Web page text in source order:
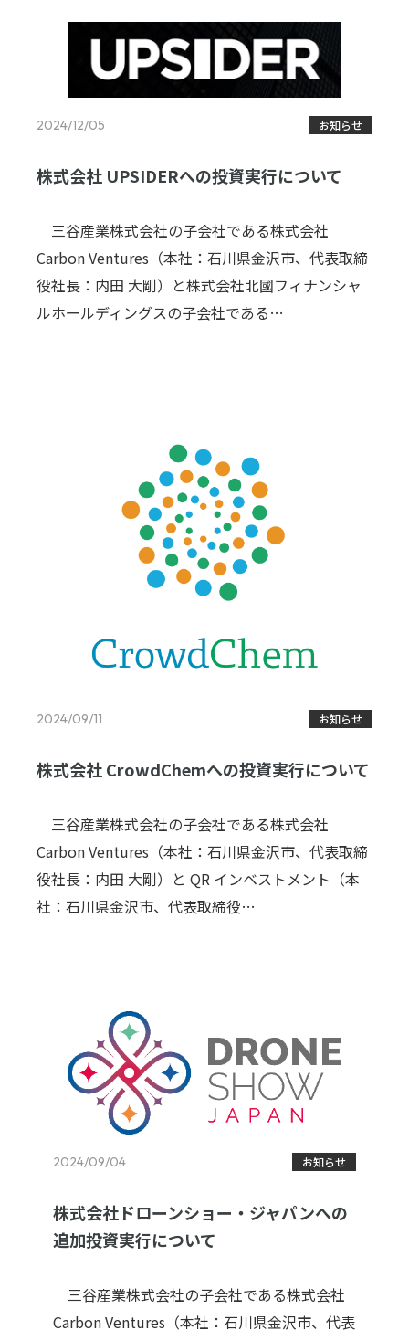
2024/12/05 お知らせ
株式会社 UPSIDERへの投資実行について
三谷産業株式会社の子会社である株式会社
Carbon Ventures（本社：石川県金沢市、代表取締
役社長：内田 大剛）と株式会社北國フィナンシャ
ルホールディングスの子会社である…
2024/09/11 お知らせ
株式会社 CrowdChemへの投資実行について
三谷産業株式会社の子会社である株式会社
Carbon Ventures（本社：石川県金沢市、代表取締
役社長：内田 大剛）と QR インベストメント（本
社：石川県金沢市、代表取締役…
2024/09/04 お知らせ
株式会社ドローンショー・ジャパンへの
追加投資実行について
三谷産業株式会社の子会社である株式会社
Carbon Ventures（本社：石川県金沢市、代表